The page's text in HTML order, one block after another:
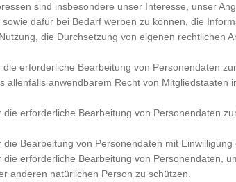
sind insbesondere unser Interesse, unser
dafür bei Bedarf werben zu können, die
die Durchsetzung von eigenen rechtlichen
die erforderliche Bearbeitung von Personendaten
allenfalls anwendbarem Recht von Mitgliedstaaten
die erforderliche Bearbeitung von Personendaten
Bearbeitung von Personendaten mit Einwilligung
die erforderliche Bearbeitung von Personendaten,
anderen natürlichen Person zu schützen.